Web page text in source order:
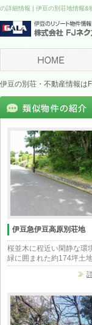
の詳細情報 | 伊豆の別荘地情報&
伊豆の別荘・不動産情報は
伊豆急伊豆高原別荘地
桜並木に程近い閑静な
緑に囲まれた約174坪土